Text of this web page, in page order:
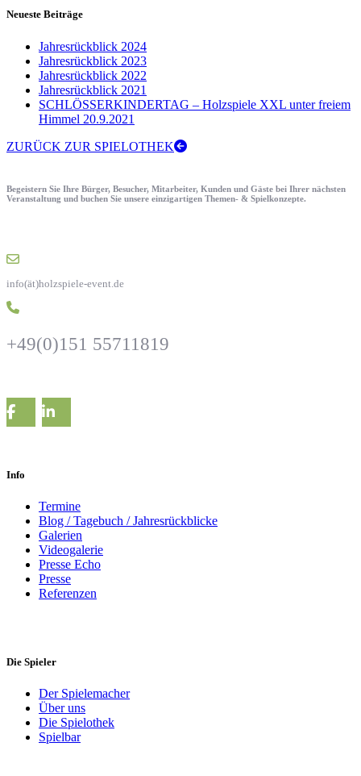
Neueste Beiträge
Jahresrückblick 2024
Jahresrückblick 2023
Jahresrückblick 2022
Jahresrückblick 2021
SCHLÖSSERKINDERTAG – Holzspiele XXL unter freiem
Himmel 20.9.2021
ZURÜCK ZUR SPIELOTHEK
Begeistern Sie Ihre Bürger, Besucher, Mitarbeiter, Kunden und Gäste bei Ihrer nächsten
Veranstaltung und buchen Sie unsere einzigartigen Themen- & Spielkonzepte.
info(ät)holzspiele-event.de
+49(0)151 55711819
Info
Termine
Blog / Tagebuch / Jahresrückblicke
Galerien
Videogalerie
Presse Echo
Presse
Referenzen
Die Spieler
Der Spielemacher
Über uns
Die Spielothek
Spielbar